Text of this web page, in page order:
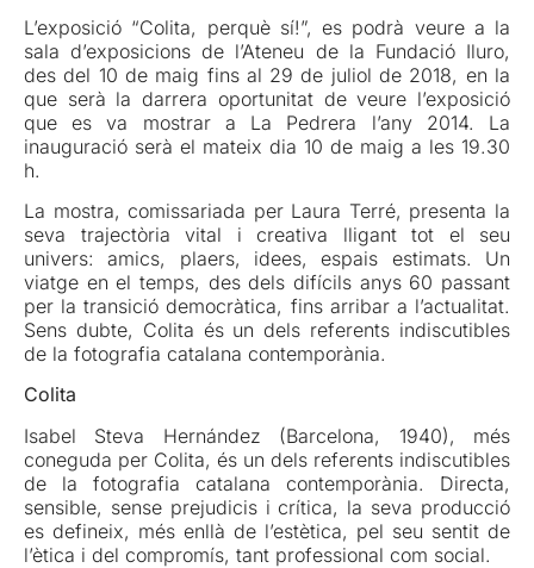
L’exposició “Colita, perquè sí!”, es podrà veure a la
sala d’exposicions de l’Ateneu de la Fundació Iluro,
des del 10 de maig fins al 29 de juliol de 2018, en la
que serà la darrera oportunitat de veure l’exposició
que es va mostrar a La Pedrera l’any 2014. La
inauguració serà el mateix dia 10 de maig a les 19.30
h.
La mostra, comissariada per Laura Terré, presenta la
seva trajectòria vital i creativa lligant tot el seu
univers: amics, plaers, idees, espais estimats. Un
viatge en el temps, des dels difícils anys 60 passant
per la transició democràtica, fins arribar a l’actualitat.
Sens dubte, Colita és un dels referents indiscutibles
de la fotografia catalana contemporània.
Colita
Isabel Steva Hernández (Barcelona, 1940), més
coneguda per Colita, és un dels referents indiscutibles
de la fotografia catalana contemporània. Directa,
sensible, sense prejudicis i crítica, la seva producció
es defineix, més enllà de l’estètica, pel seu sentit de
l’ètica i del compromís, tant professional com social.